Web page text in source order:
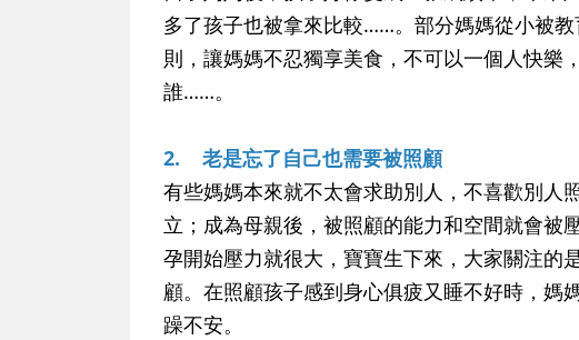
多了孩子也被拿來比較……。部分媽媽從小被
則，讓媽媽不忍獨享美食，不可以一個人快樂
誰……。
2. 老是忘了自己也需要被照顧
有些媽媽本來就不太會求助別人，不喜歡別人
立；成為母親後，被照顧的能力和空間就會被
孕開始壓力就很大，寶寶生下來，大家關注的
顧。在照顧孩子感到身心俱疲又睡不好時，媽
躁不安。